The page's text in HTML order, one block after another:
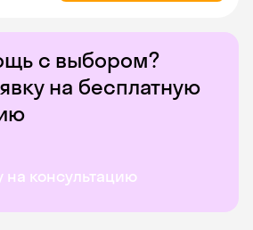
с выбором?
на бесплатную
на консультацию